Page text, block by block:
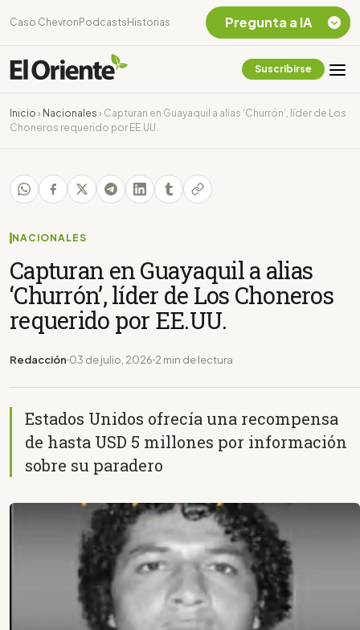
Caso Chevron Podcasts Historias
Suscribirse
Inicio › Nacionales › Capturan en Guayaquil a alias ‘Churrón’, líder de Los
Choneros requerido por EE.UU.
NACIONALES
Capturan en Guayaquil a alias
‘Churrón’, líder de Los Choneros
requerido por EE.UU.
Redacción 03 de julio, 2026 2 min de lectura
Estados Unidos ofrecía una recompensa
de hasta USD 5 millones por información
sobre su paradero
Pregunta a IA
Chevron Ecuador